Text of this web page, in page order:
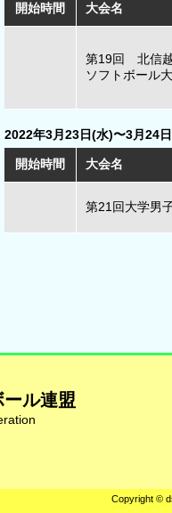
開始時間 大会名
第19回 北信
ソフトボール
2022年3月23日(水)〜3月24
開始時間 大会名
第21回大学男
ル連盟
Copyright ©